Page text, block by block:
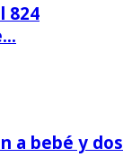
824
a bebé y dos